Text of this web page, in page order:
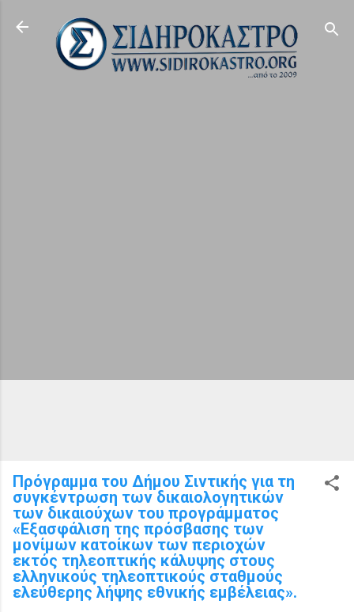
Μετάβαση στο κύριο περιεχόμενο
Πρόγραμμα του Δήμου Σιντικής για τη
συγκέντρωση των δικαιολογητικών
των δικαιούχων του προγράμματος
«Εξασφάλιση της πρόσβασης των
μονίμων κατοίκων των περιοχών
εκτός τηλεοπτικής κάλυψης στους
ελληνικούς τηλεοπτικούς σταθμούς
ελεύθερης λήψης εθνικής εμβέλειας».